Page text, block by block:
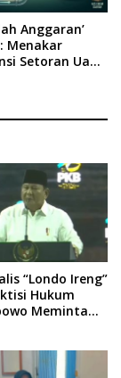
Anggaran’
Menakar
Setoran Uang
“Londo Ireng”
Hukum
Meminta